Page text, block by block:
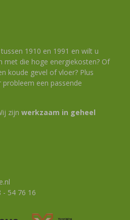
1910 en 1991 en wilt u
met die hoge energiekosten? Of
koude gevel of vloer? Plus
een passende
zijn werkzaam in geheel
- 54 76 16